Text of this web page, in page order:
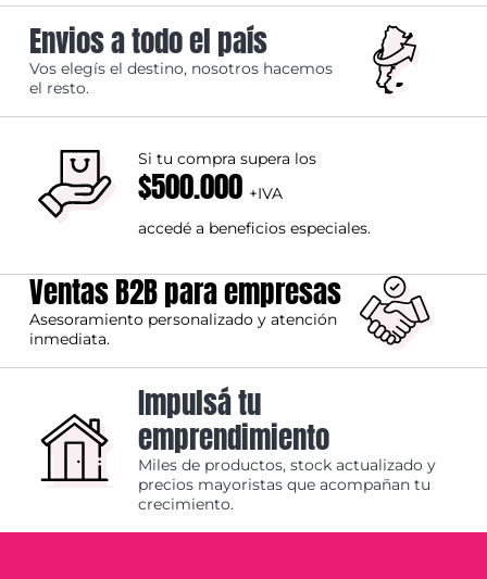
Envios a todo el país
Vos elegís el destino, nosotros hacemos
el resto.
Si tu compra supera los
$500.000 +IVA
accedé a beneficios especiales.
Ventas B2B para empresas
Asesoramiento personalizado y atención
inmediata.
Impulsá tu
emprendimiento
Miles de productos, stock actualizado y
precios mayoristas que acompañan tu
crecimiento.